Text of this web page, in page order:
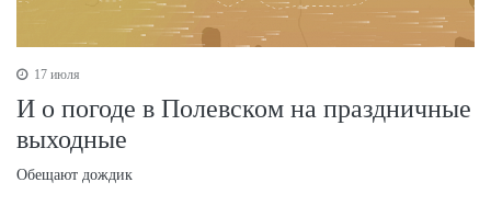
17 июля
И о погоде в Полевском на праздничные
выходные
Обещают дождик